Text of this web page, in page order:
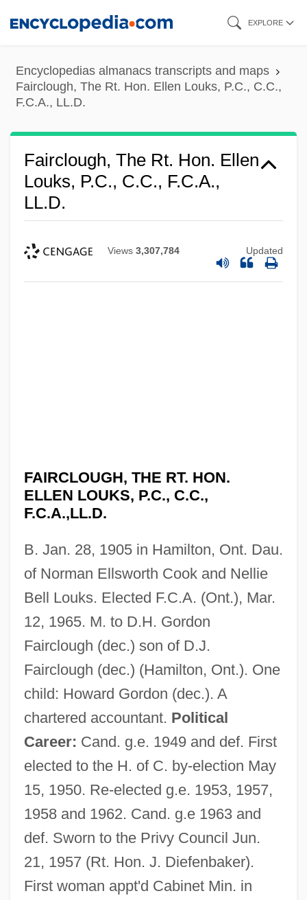
content
EXPLORE
Encyclopedias almanacs transcripts and maps
Fairclough, The Rt. Hon. Ellen Louks, P.C., C.C.,
F.C.A., LL.D.
Fairclough, The Rt. Hon. Ellen
Louks, P.C., C.C., F.C.A.,
LL.D.
Views 3,307,784 Updated
FAIRCLOUGH, THE RT. HON.
ELLEN LOUKS, P.C., C.C.,
F.C.A.,LL.D.
B. Jan. 28, 1905 in Hamilton, Ont. Dau.
of Norman Ellsworth Cook and Nellie
Bell Louks. Elected F.C.A. (Ont.), Mar.
12, 1965. M. to D.H. Gordon
Fairclough (dec.) son of D.J.
Fairclough (dec.) (Hamilton, Ont.). One
child: Howard Gordon (dec.). A
chartered accountant. Political
Career: Cand. g.e. 1949 and def. First
elected to the H. of C. by-election May
15, 1950. Re-elected g.e. 1953, 1957,
1958 and 1962. Cand. g.e 1963 and
def. Sworn to the Privy Council Jun.
21, 1957 (Rt. Hon. J. Diefenbaker).
First woman appt'd Cabinet Min. in